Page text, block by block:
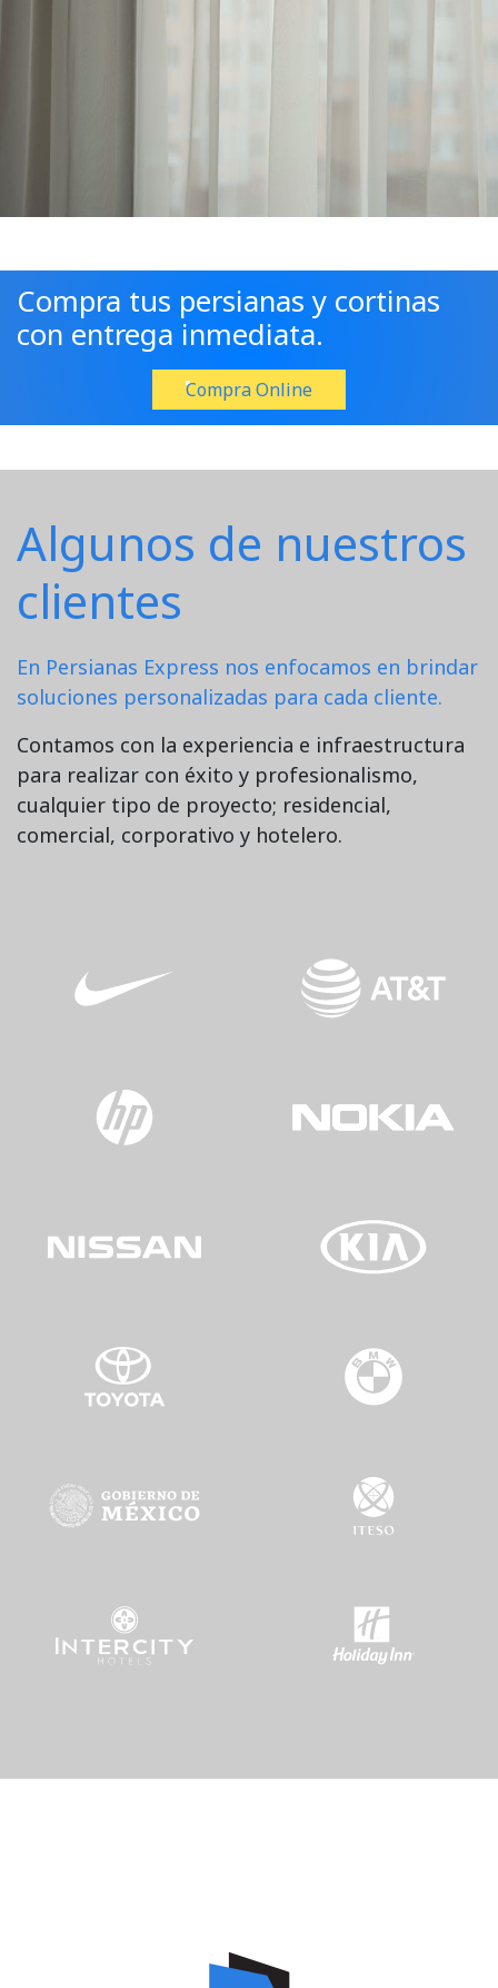
Compra tus persianas y cortinas
con entrega inmediata.
Compra Online
Algunos de nuestros
clientes
En Persianas Express nos enfocamos en brindar
soluciones personalizadas para cada cliente.
Contamos con la experiencia e infraestructura
para realizar con éxito y profesionalismo,
cualquier tipo de proyecto; residencial,
comercial, corporativo y hotelero.